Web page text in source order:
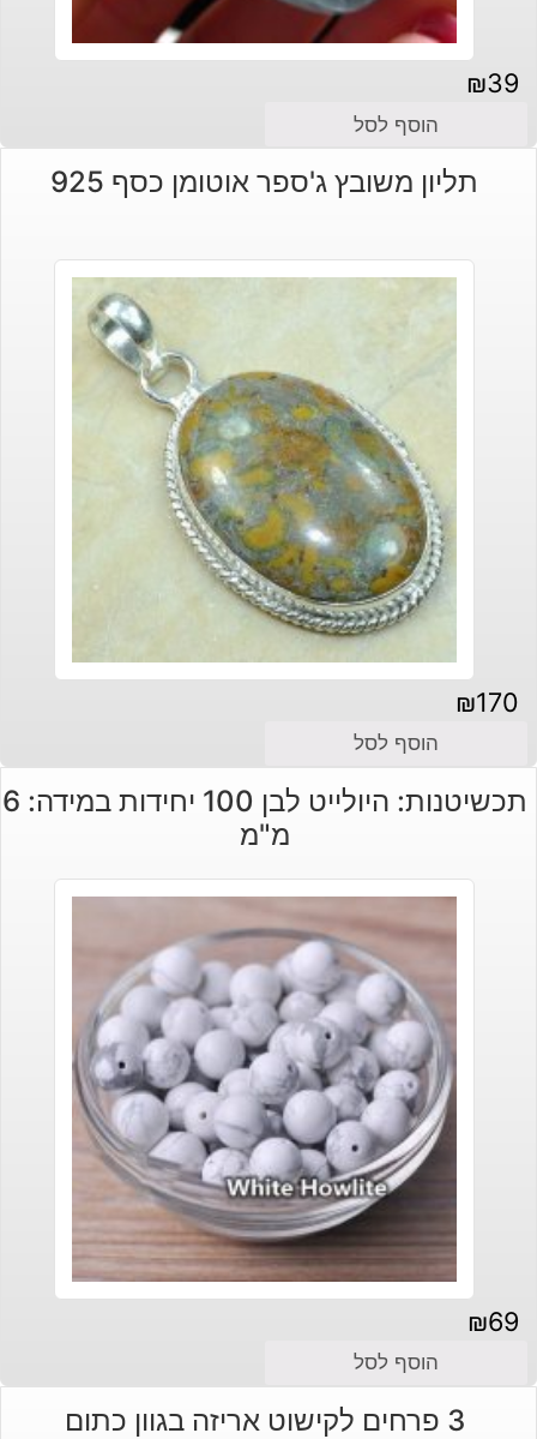
₪39
הוסף לסל
תליון משובץ ג'ספר אוטומן כסף 925
₪170
הוסף לסל
תכשיטנות: היולייט לבן 100 יחידות במידה: 6
מ"מ
₪69
הוסף לסל
3 פרחים לקישוט אריזה בגוון כתום